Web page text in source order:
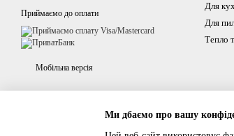
Приймаємо до оплати
Мобільна версія
Для
Для
Тепло
Ми дбаємо про вашу